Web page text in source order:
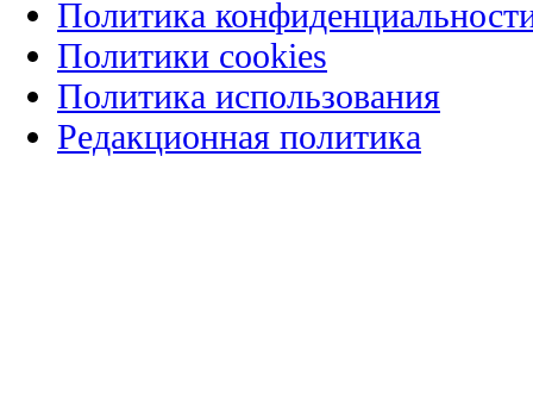
Политика
Политики cookies
Политика использования
Редакционная политика